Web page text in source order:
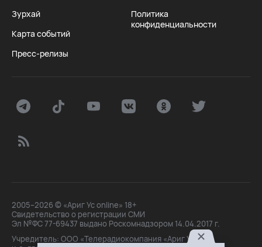
Зурхай
Карта событий
Пресс-релизы
Политика
конфиденциальности
2005–2026 © «Ариг Ус online» 18+
Свидетельство о регистрации СМИ
Эл №ФС 77-69437 выдано Роскомнадзором 14.04.2017 г.
Учредитель: ООО «Телерадиокомпания «Ариг Ус»,